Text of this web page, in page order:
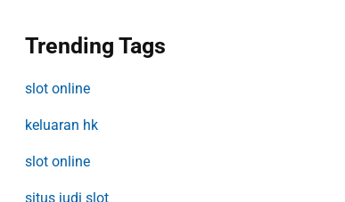
Trending Tags
slot online
keluaran hk
slot online
situs judi slot